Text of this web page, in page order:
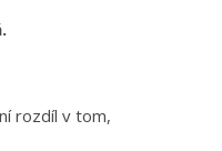
rozdíl v tom,